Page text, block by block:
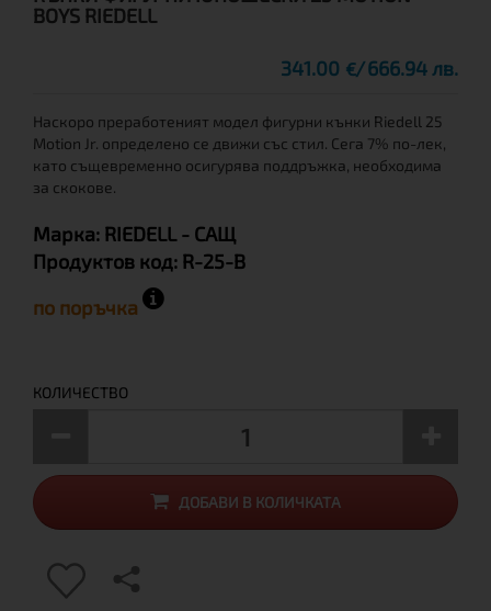
BOYS RIEDELL
341.00 € 666.94 лв.
Наскоро преработеният модел фигурни кънки Riedell 25
Motion Jr. определено се движи със стил. Сега 7% по-лек,
като същевременно осигурява поддръжка, необходима
за скокове.
Марка: RIEDELL - САЩ
Продуктов код: R-25-B
по поръчка
КОЛИЧЕСТВО
ДОБАВИ В КОЛИЧКАТА